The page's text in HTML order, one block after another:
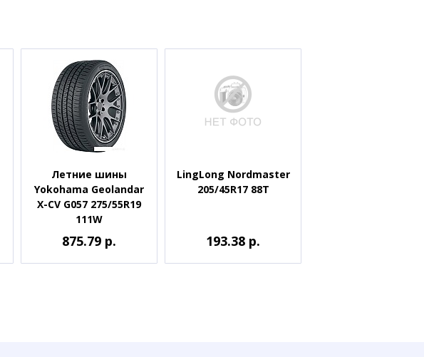
Летние шины
Yokohama Geolandar
X-CV G057 275/55R19
111W
875.79 р.
LingLong Nordmaster
205/45R17 88T
193.38 р.